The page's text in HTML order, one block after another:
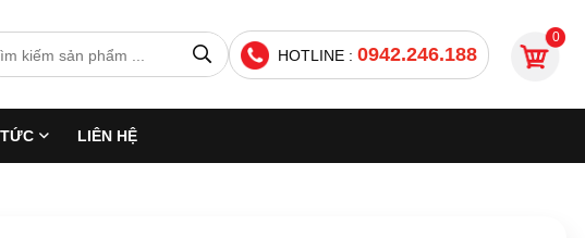
HOTLINE : 0942.246.188
0
LIÊN HỆ